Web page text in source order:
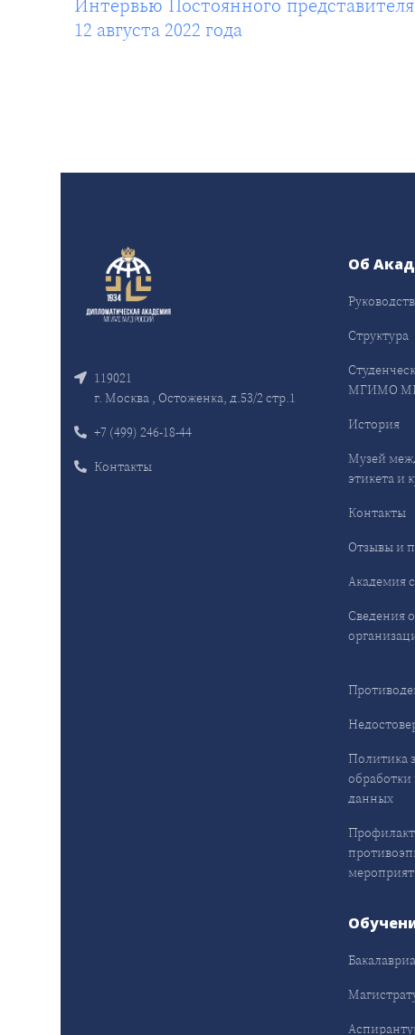
Интервью Постоянного
12 августа 2022 года
119021
г. Москва , Остоженка, д.53/2 стр.1
+7 (499) 246-18-44
Контакты
Об
Структура
МГИМО
История
Музей
этикета и
Контакты
Отзывы и
Академия
Сведения
Политика
данных